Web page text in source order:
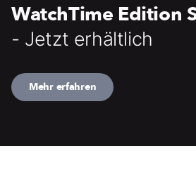
WatchTime Edition
- Jetzt erhältlich
Mehr erfahren